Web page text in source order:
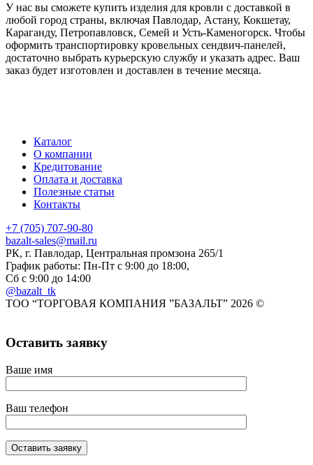
У нас вы сможете купить изделия для кровли с доставкой в
любой город страны, включая Павлодар, Астану, Кокшетау,
Караганду, Петропавловск, Семей и Усть-Каменогорск. Чтобы
оформить транспортировку кровельных сендвич-панелей,
достаточно выбрать курьерскую службу и указать адрес. Ваш
заказ будет изготовлен и доставлен в течение месяца.
Каталог
О компании
Кредитование
Оплата и доставка
Полезные статьи
Контакты
+7 (705) 707-90-80
bazalt-sales@mail.ru
РК, г. Павлодар, Центральная промзона 265/1
График работы: Пн-Пт с 9:00 до 18:00,
Сб с 9:00 до 14:00
@bazalt_tk
ТОО “ТОРГОВАЯ КОМПАНИЯ ”БАЗАЛЬТ” 2026 ©
Оставить заявку
Ваше имя
Ваш телефон